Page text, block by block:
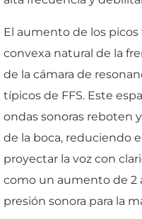
El aumento de los
convexa natural de la
de la cámara de
típicos de FFS. Este
ondas sonoras reboten
de la boca, reduciendo
proyectar la voz con
como un aumento de 2
presión sonora para la